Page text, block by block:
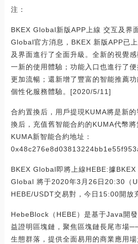
注：
BKEX Global新版APP上線 交互及界
Global官方消息，BKEX 新版APP已
及界面進行了全面升級。全新的視覺
一新的使用體驗；功能入口也進行了
更加流暢；還新增了豐富的智能推薦
個性化服務體驗。[2020/5/11]
合約置換后，用戶提現KUMA將是新
換后，充值舊智能合約的KUMA代幣將
KUMA新智能合約地址：
BKEX Global即將上線HEBE:據
Global 將于2020年3月26日20:30（
HEBE/USDT交易對，今日15:00開放
HebeBlock（HEBE）是基于Java開
益證明區塊鏈，聚焦區塊鏈長尾市場
生態群落，提供全面易用的商業應用